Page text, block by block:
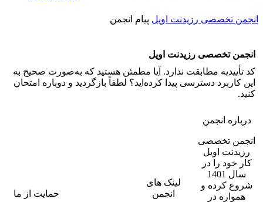
انجمن تخصصی رزیدنت اویل پیام انجمن
انجمن تخصصی رزیدنت اویل
کد تأییدیه مطابقت ندارد. آیا مطمئن هستید که به‌صورت صحیح به
این کاربرد دسترسی پیدا کرده‌اید؟ لطفاً بازگردید و دوباره امتحان
کنید.
درباره انجمن
انجمن تخصصی
رزیدنت اویل
کار خود را در
سال 1401
شروع کرده و
همواره در
لینک های
انجمن
حمایت از ما